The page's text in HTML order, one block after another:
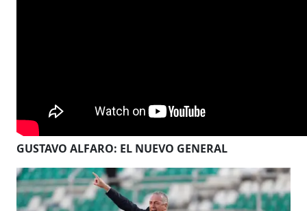
GUSTAVO ALFARO: EL NUEVO GENERAL